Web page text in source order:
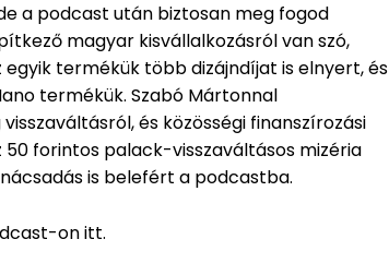
a podcast után biztosan meg fogod
magyar kisvállalkozásról van szó,
termékük több dizájndíjat is elnyert, és
termékük. Szabó Mártonnal
és közösségi finanszírozási
forintos palack-visszaváltásos mizéria
is belefért a podcastba.
on itt.